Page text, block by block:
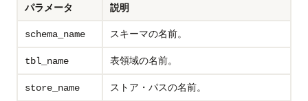
パラメータ 説明
schema_name スキーマの名前。
tbl_name 表領域の名前。
store_name ストア・パスの名前。